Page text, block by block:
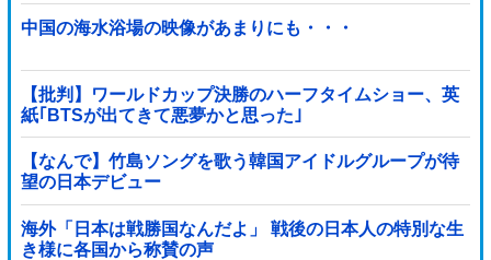
中国の海水浴場の映像があまりにも・・・
【批判】ワールドカップ決勝のハーフタイムショー、英
紙｢BTSが出てきて悪夢かと思った｣
【なんで】竹島ソングを歌う韓国アイドルグループが待
望の日本デビュー
海外「日本は戦勝国なんだよ」 戦後の日本人の特別な生
き様に各国から称賛の声